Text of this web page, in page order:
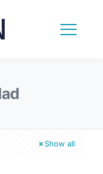
Show all